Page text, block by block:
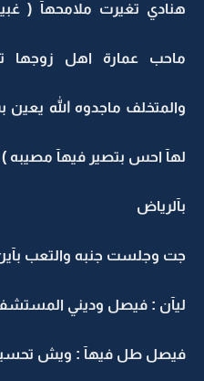
هنادي تغيرت ملامحهآ (
ماحب عمارة اهل زوجها
والمتخلف ماجدوه الله
لهآ احس بتصير فيهآ مصيبه )
بآلرياض
جت وجلست جنبه والتعب
ليآن : فيصل وديني
فيصل طل فيهآ : ويش